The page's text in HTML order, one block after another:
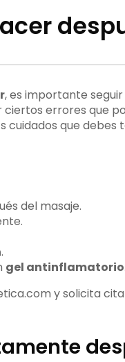
, es importante
ciertos errores que
cuidados que debes
del masaje.
.
gel antinflamatorio.
y solicita